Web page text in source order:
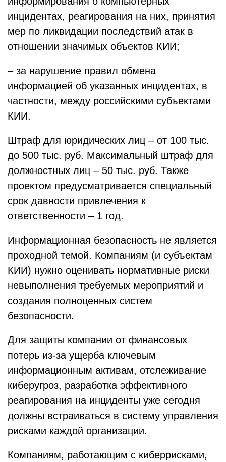
инцидентах, реагирования на них, принятия
мер по ликвидации последствий атак в
отношении значимых объектов КИИ;
– за нарушение правил обмена
информацией об указанных инцидентах, в
частности, между российскими субъектами
КИИ.
Штраф для юридических лиц – от 100 тыс.
до 500 тыс. руб. Максимальный штраф для
должностных лиц – 50 тыс. руб. Также
проектом предусматривается специальный
срок давности привлечения к
ответственности – 1 год.
Информационная безопасность не является
проходной темой. Компаниям (и субъектам
КИИ) нужно оценивать нормативные риски
невыполнения требуемых мероприятий и
создания полноценных систем
безопасности.
Для защиты компании от финансовых
потерь из-за ущерба ключевым
информационным активам, отслеживание
киберугроз, разработка эффективного
реагирования на инциденты уже сегодня
должны встраиваться в систему управления
рисками каждой организации.
Компаниям, работающим с киберрисками,